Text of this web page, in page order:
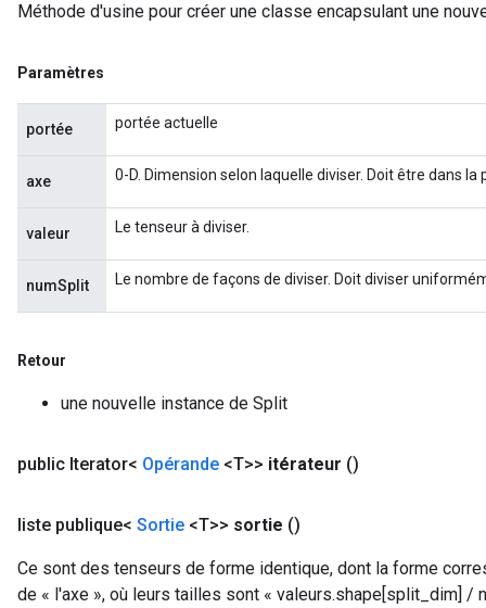
Méthode d'usine pour créer une classe encapsulant une
Paramètres
portée portée actuelle
axe 0-D. Dimension selon laquelle diviser. Doit être dans
valeur Le tenseur à diviser.
numSplit Le nombre de façons de diviser. Doit diviser
Retour
une nouvelle instance de Split
public Iterator< Opérande <T>> itérateur ()
liste publique< Sortie <T>> sortie ()
Ce sont des tenseurs de forme identique, dont la forme
de « l'axe », où leurs tailles sont « valeurs.shape[split_dim] /